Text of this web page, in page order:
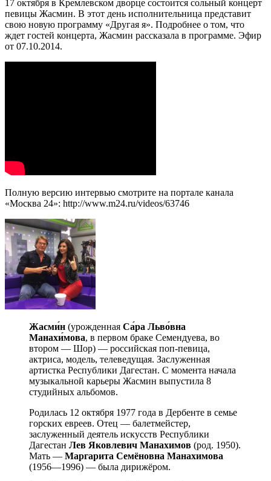
17 октября в Кремлевском дворце состоится сольный концерт
певицы Жасмин. В этот день исполнительница представит
свою новую программу «Другая я». Подробнее о том, что
ждет гостей концерта, Жасмин рассказала в программе. Эфир
от 07.10.2014.
Полную версию интервью смотрите на портале канала
«Москва 24»: http://www.m24.ru/videos/63746
Жасми́н (урожденная Са́ра Льво́вна
Манахи́мова, в первом браке Семендуева, во
втором — Шор) — российская поп-певица,
актриса, модель, телеведущая. Заслуженная
артистка Республики Дагестан. С момента начала
музыкальной карьеры Жасмин выпустила 8
студийных альбомов.
Родилась 12 октября 1977 года в Дербенте в семье
горских евреев. Отец — балетмейстер,
заслуженный деятель искусств Республики
Дагестан Лев Яковлевич Манахимов (род. 1950).
Мать — Маргарита Семёновна Манахимова
(1956—1996) — была дирижёром.